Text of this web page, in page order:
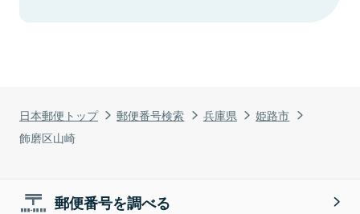
日本郵便トップ 郵便番号検索 兵庫県
姫路市
飾磨区山崎
郵便番号を調べる